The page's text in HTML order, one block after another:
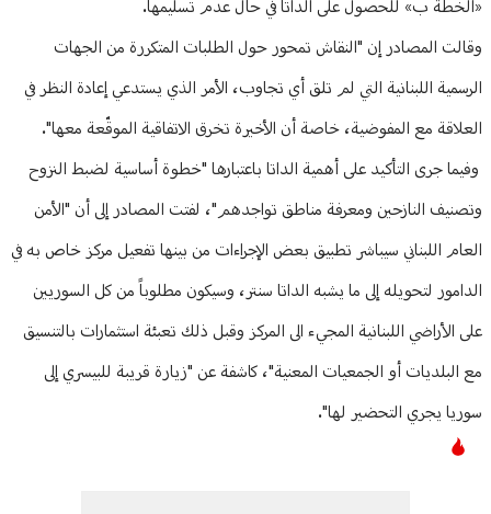
«الخطة ب» للحصول على الداتا في حال عدم تسليمها.
وقالت المصادر إن "النقاش تمحور حول الطلبات المتكررة من الجهات
الرسمية اللبنانية التي لم تلق أي تجاوب، الأمر الذي يستدعي إعادة النظر في
العلاقة مع المفوضية، خاصة أن الأخيرة تخرق الاتفاقية الموقّعة معها".
وفيما جرى التأكيد على أهمية الداتا باعتبارها "خطوة أساسية لضبط النزوح
وتصنيف النازحين ومعرفة مناطق تواجدهم"، لفتت المصادر إلى أن "الأمن
العام اللبناني سيباشر تطبيق بعض الإجراءات من بينها تفعيل مركز خاص به في
الدامور لتحويله إلى ما يشبه الداتا سنتر، وسيكون مطلوباً من كل السوريين
على الأراضي اللبنانية المجيء الى المركز وقبل ذلك تعبئة استثمارات بالتنسيق
مع البلديات أو الجمعيات المعنية"، كاشفة عن "زيارة قريبة للبيسري إلى
سوريا يجري التحضير لها".